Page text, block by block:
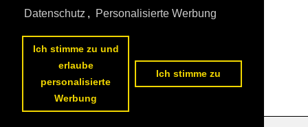
Datenschutz , Personalisierte Werbung
Ich stimme zu und
erlaube
personalisierte
Werbung
Ich stimme zu